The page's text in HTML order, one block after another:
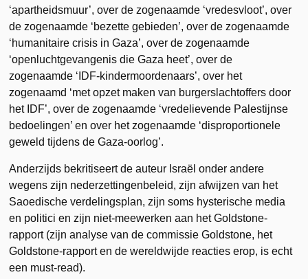
‘apartheidsmuur’, over de zogenaamde ‘vredesvloot’, over
de zogenaamde ‘bezette gebieden’, over de zogenaamde
‘humanitaire crisis in Gaza’, over de zogenaamde
‘openluchtgevangenis die Gaza heet’, over de
zogenaamde ‘IDF-kindermoordenaars’, over het
zogenaamd ‘met opzet maken van burgerslachtoffers door
het IDF’, over de zogenaamde ‘vredelievende Palestijnse
bedoelingen’ en over het zogenaamde ‘disproportionele
geweld tijdens de Gaza-oorlog’.
Anderzijds bekritiseert de auteur Israël onder andere
wegens zijn nederzettingenbeleid, zijn afwijzen van het
Saoedische verdelingsplan, zijn soms hysterische media
en politici en zijn niet-meewerken aan het Goldstone-
rapport (zijn analyse van de commissie Goldstone, het
Goldstone-rapport en de wereldwijde reacties erop, is echt
een must-read).